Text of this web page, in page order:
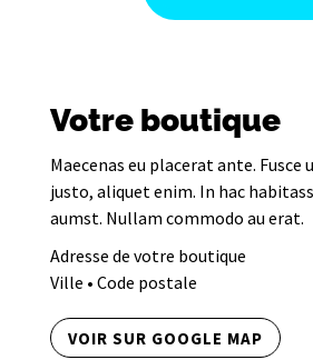
Votre boutique
Maecenas eu placerat ante. Fusce
justo, aliquet enim. In hac
aumst. Nullam commodo au erat.
Adresse de votre boutique
Ville • Code postale
VOIR SUR GOOGLE MAP